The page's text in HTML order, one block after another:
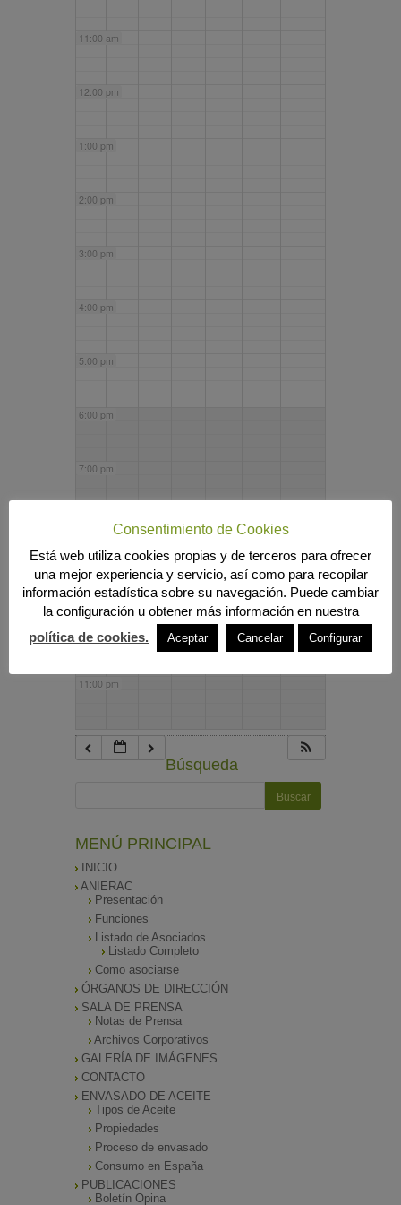
11:00 am
12:00 pm
1:00 pm
2:00 pm
3:00 pm
4:00 pm
5:00 pm
6:00 pm
7:00 pm
9:00 pm
10:00 pm
11:00 pm
Búsqueda
MENÚ PRINCIPAL
INICIO
ANIERAC
Presentación
Funciones
Listado de Asociados
Listado Completo
Como asociarse
ÓRGANOS DE DIRECCIÓN
SALA DE PRENSA
Notas de Prensa
Archivos Corporativos
GALERÍA DE IMÁGENES
CONTACTO
ENVASADO DE ACEITE
Tipos de Aceite
Propiedades
Proceso de envasado
Consumo en España
PUBLICACIONES
Boletín Opina
Consentimiento de Cookies
Está web utiliza cookies propias y de terceros para ofrecer
una mejor experiencia y servicio, así como para recopilar
información estadística sobre su navegación. Puede cambiar
la configuración u obtener más información en nuestra
política de cookies.
Aceptar Cancelar Configurar